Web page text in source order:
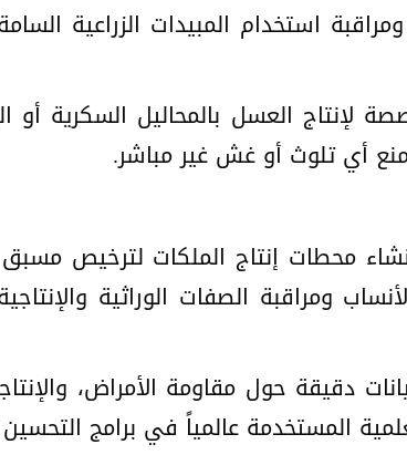
استخدام المبيدات الزراعية
العسل بالمحاليل السكرية أو
أي تلوث أو غش غير مباشر.
محطات إنتاج الملكات لترخيص مسبق
ومراقبة الصفات الوراثية
دقيقة حول مقاومة الأمراض،
المستخدمة عالمياً في برامج